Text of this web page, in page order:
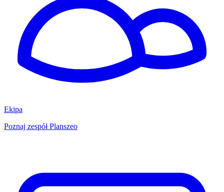
Ekipa
Poznaj zespół Planszeo